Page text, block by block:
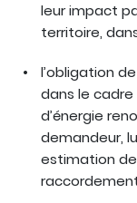
leur impact
territoire,
l’obligation
dans le
d’énergie
demandeur,
estimation